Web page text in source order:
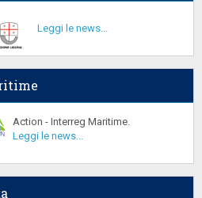
Leggi le news...
Action - Interreg Maritime.
Leggi le news...